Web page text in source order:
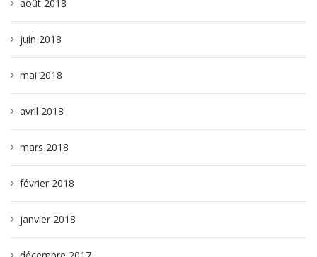
août 2018
juin 2018
mai 2018
avril 2018
mars 2018
février 2018
janvier 2018